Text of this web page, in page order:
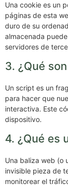
Una cookie es un
páginas de esta
duro de su
almacenada
servidores de
3. ¿Qué
Un script es un
para hacer que
interactiva. Este
dispositivo.
4. ¿Qué es
Una baliza web (o
invisible pieza de
monitorear el